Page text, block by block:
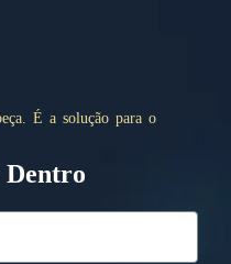
É a solução para o